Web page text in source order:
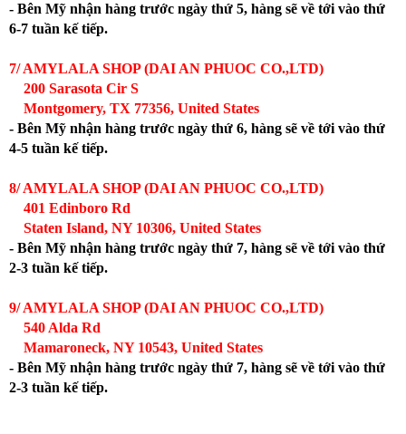
- Bên Mỹ nhận hàng trước ngày thứ 5, hàng sẽ về tới vào thứ
6-7 tuần kế tiếp.
7/ AMYLALA SHOP (DAI AN PHUOC CO.,LTD)
200 Sarasota Cir S
Montgomery, TX 77356, United States
- Bên Mỹ nhận hàng trước ngày thứ 6, hàng sẽ về tới vào thứ
4-5 tuần kế tiếp.
8/ AMYLALA SHOP (DAI AN PHUOC CO.,LTD)
401 Edinboro Rd
Staten Island, NY 10306, United States
- Bên Mỹ nhận hàng trước ngày thứ 7, hàng sẽ về tới vào thứ
2-3 tuần kế tiếp.
9/ AMYLALA SHOP (DAI AN PHUOC CO.,LTD)
540 Alda Rd
Mamaroneck, NY 10543, United States
- Bên Mỹ nhận hàng trước ngày thứ 7, hàng sẽ về tới vào thứ
2-3 tuần kế tiếp.